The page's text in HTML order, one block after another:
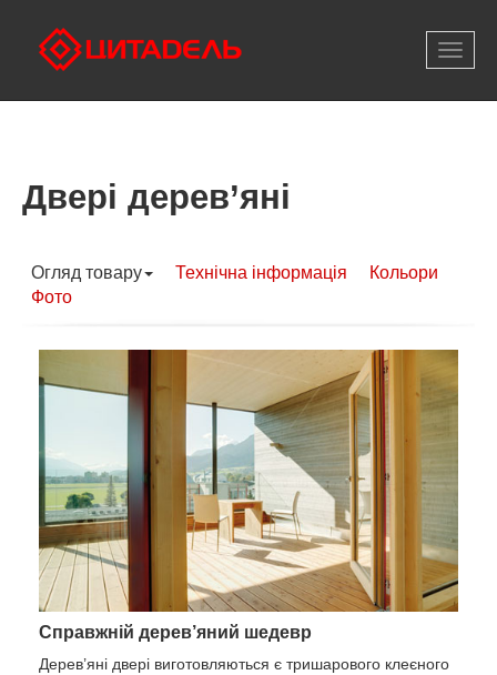
меню
Двері дерев’яні
Огляд товару Технічна інформація
Кольори
Фото
Справжній дерев’яний шедевр
Дерев’яні двері виготовляються є тришарового клеєного